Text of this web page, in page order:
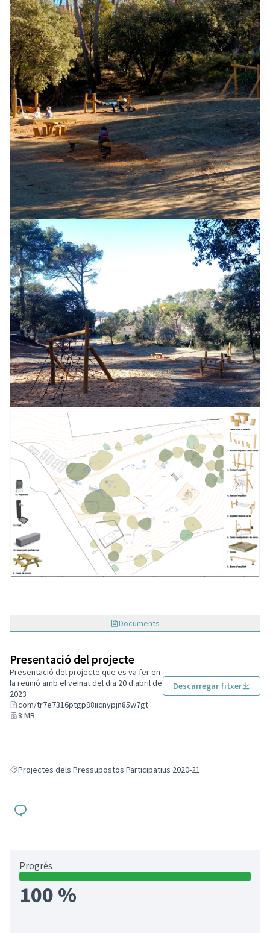
Documents
Presentació del projecte
Presentació del projecte que es va fer en
la reunió amb el veïnat del dia 20 d'abril de
2023
com/tr7e7316ptgp98iicnypjn85w7gt
8 MB
Descarregar fitxer
Resultats en filtrar per: Projectes dels Pressupostos Participatius 2020-
Projectes dels Pressupostos Participatius 2020-21
Progrés
100 %